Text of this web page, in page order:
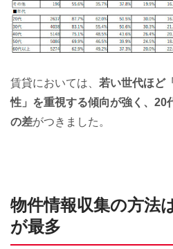
賃貸においては、 若い世代ほど
性」を重視する傾向が強く、20
の差がつきました。
物件情報収集の方法
が最多